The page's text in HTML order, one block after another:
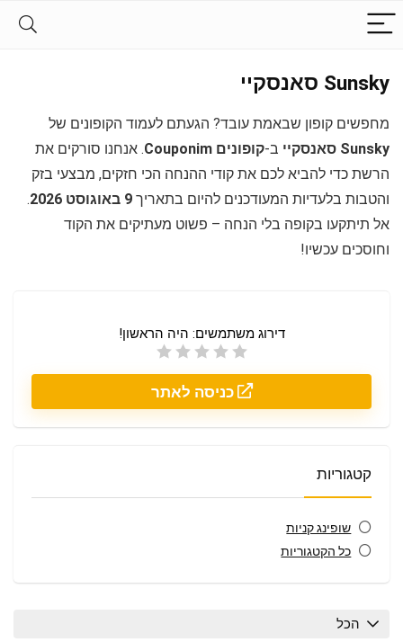
Sunsky סאנסקיי
מחפשים קופון שבאמת עובד? הגעתם לעמוד הקופונים של
Sunsky סאנסקיי
ב-קופונים Couponim
. אנחנו סורקים את
הרשת כדי להביא לכם את קודי ההנחה הכי חזקים, מבצעי בזק
והטבות בלעדיות המעודכנים להיום בתאריך 9 באוגוסט 2026
.
אל תיתקעו בקופה בלי הנחה – פשוט מעתיקים את הקוד
וחוסכים עכשיו!
דירוג משתמשים: היה הראשון!
כניסה לאתר
קטגוריות
שופינג קניות
כל הקטגוריות
הכל